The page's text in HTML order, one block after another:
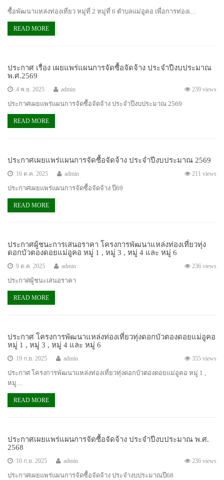
ซื้อพัฒนาแหล่งท่องเที่ยว หมู่ที่ 2 หมู่ที่ 6 ตำบลแม่อูคอ เพื่อการท่องเ…
READ MORE
ประกาศ เรื่อง เผยแพร่แผนการจัดซื้อจัดจ้าง ประจำปีงบประมาณ
พ.ศ.2569
4 พ.ย. 2025 239 views
admin
ประกาศเผยแพร่แผนการจัดซื้อจัดจ้าง ประจำปีงบประมาณ 2569
READ MORE
ประกาศเผยแพร่แผนการจัดซื้อจัดจ้าง ประจำปีงบประมาณ 2569
16 ต.ค. 2025 211 views
admin
ประกาศเผยแพร่แผนการจัดซื้อจัดจ้าง ปี69
READ MORE
ประกาศผู้ชนะการเสนอราคา โครงการพัฒนาแหล่งท่องเที่ยวทุ่ง
ดอกบัวตองดอยแม่อูคอ หมู่ 1 , หมู่ 3 , หมู่ 4 และ หมู่ 6
9 ต.ค. 2025 236 views
admin
ประกาศผู้ชนะเสนอราคา
READ MORE
ประกาศ โครงการพัฒนาแหล่งท่องเที่ยวทุ่งดอกบัวตองดอยแม่อูคอ
หมู่ 1 , หมู่ 3 , หมู่ 4 และ หมู่ 6
19 ก.ย. 2025 355 views
admin
ประกาศ โครงการพัฒนาแหล่งท่องเที่ยวทุ่งดอกบัวตองดอยแม่อูคอ หมู่ 1 ,
หมู…
READ MORE
ประกาศเผยแพร่แผนการจัดซื้อจัดจ้าง ประจำปีงบประมาณ พ.ศ.
2568
10 ก.ย. 2025 236 views
admin
ประกาศเผยแพร่แผนการจัดซื้อจัดจ้าง ประจำงบประมาณปี68